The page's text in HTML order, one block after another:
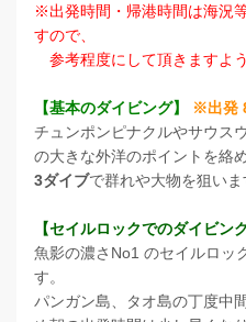
※出発時間・帰港時間は海況
すので、
参考程度にして頂きますよ
【基本のダイビング】
※出発
チュンポンピナクルやサウス
の大きな外洋のポイントを絡
3ダイブで群れや大物を狙いま
【セイルロックでのダイビング
魚影の濃さNo1 のセイルロッ
す。
パンガン島、タオ島の丁度中